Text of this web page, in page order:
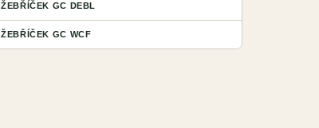
ŽEBŘÍČEK GC DEBL
ŽEBŘÍČEK GC WCF